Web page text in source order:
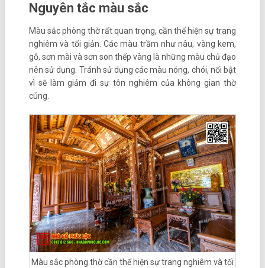
Nguyên tắc màu sắc
Màu sắc phòng thờ rất quan trọng, cần thể hiện sự trang
nghiêm và tối giản. Các màu trầm như nâu, vàng kem,
gỗ, sơn mài và sơn son thếp vàng là những màu chủ đạo
nên sử dụng. Tránh sử dụng các màu nóng, chói, nổi bật
vì sẽ làm giảm đi sự tôn nghiêm của không gian thờ
cúng.
Màu sắc phòng thờ cần thể hiện sự trang nghiêm và tối